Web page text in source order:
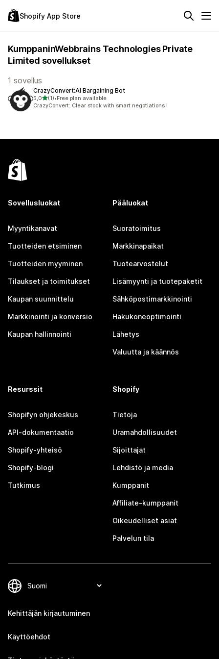
Shopify App Store
KumppaninWebbrains Technologies Private
Limited sovellukset
1 sovellus
CrazyConvert:AI Bargaining Bot
5,0/ 5 tähteä
(1)
1 arvostelua yhteensä
•Free plan available
CrazyConvert: Clear stock with smart negotiations !
Sovellusluokat
Myyntikanavat
Tuotteiden etsiminen
Tuotteiden myyminen
Tilaukset ja toimitukset
Kaupan suunnittelu
Markkinointi ja konversio
Kaupan hallinnointi
Pääluokat
Suoratoimitus
Markkinapaikat
Tuotearvostelut
Lisämyynti ja tuotepaketit
Sähköpostimarkkinointi
Hakukoneoptimointi
Lähetys
Valuutta ja käännös
Resurssit
Shopifyn ohjekeskus
API-dokumentaatio
Shopify-yhteisö
Shopify-blogi
Tutkimus
Shopify
Tietoja
Uramahdollisuudet
Sijoittajat
Lehdistö ja media
Kumppanit
Affiliate-kumppanit
Oikeudelliset asiat
Palvelun tila
Kehittäjän kirjautuminen
Käyttöehdot